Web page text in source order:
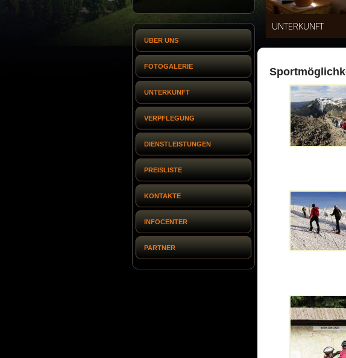
ÜBER UNS
FOTOGALERIE
UNTERKUNFT
VERPFLEGUNG
DIENSTLEISTUNGEN
PREISLISTE
KONTAKTE
INFOCENTER
PARTNER
UNTERKUNFT